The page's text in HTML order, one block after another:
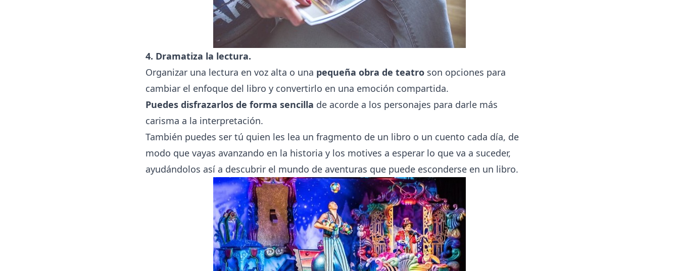
4. Dramatiza la lectura.
Organizar una lectura en voz alta o una pequeña obra de teatro son opciones para
cambiar el enfoque del libro y convertirlo en una emoción compartida.
Puedes disfrazarlos de forma sencilla de acorde a los personajes para darle más
carisma a la interpretación.
También puedes ser tú quien les lea un fragmento de un libro o un cuento cada día, de
modo que vayas avanzando en la historia y los motives a esperar lo que va a suceder,
ayudándolos así a descubrir el mundo de aventuras que puede esconderse en un libro.